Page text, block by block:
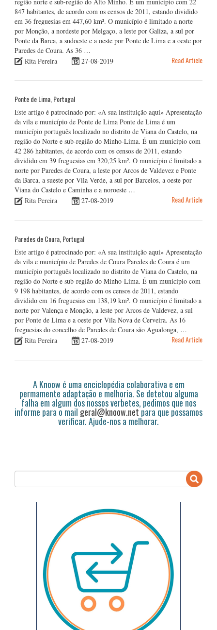
847 habitantes, de acordo com os censos de 2011, estando dividido
em 36 freguesias em 447,60 km². O município é limitado a norte
por Monção, a nordeste por Melgaço, a leste por Galiza, a sul por
Ponte da Barca, a sudoeste e a oeste por Ponte de Lima e a oeste por
Paredes de Coura. As 36 …
Rita Pereira
27-08-2019 Read Article
Ponte de Lima, Portugal
Este artigo é patrocinado por: «A sua instituição aqui» Apresentação
da vila e município de Ponte de Lima Ponte de Lima é um
município português localizado no distrito de Viana do Castelo, na
região do Norte e sub-região do Minho-Lima. É um município com
42 286 habitantes, de acordo com os censos de 2011, estando
dividido em 39 freguesias em 320,25 km². O município é limitado a
norte por Paredes de Coura, a leste por Arcos de Valdevez e Ponte
da Barca, a sueste por Vila Verde, a sul por Barcelos, a oeste por
Viana do Castelo e Caminha e a noroeste …
Rita Pereira
27-08-2019 Read Article
Paredes de Coura, Portugal
Este artigo é patrocinado por: «A sua instituição aqui» Apresentação
da vila e município de Paredes de Coura Paredes de Coura é um
município português localizado no distrito de Viana do Castelo, na
região do Norte e sub-região do Minho-Lima. É um município com
9 198 habitantes, de acordo com os censos de 2011, estando
dividido em 16 freguesias em 138,19 km². O município é limitado a
norte por Valença e Monção, a leste por Arcos de Valdevez, a sul
por Ponte de Lima e a oeste por Vila Nova de Cerveira. As 16
freguesias do concelho de Paredes de Coura são Agualonga, …
Rita Pereira
27-08-2019 Read Article
A Knoow é uma enciclopédia colaborativa e em
permamente adaptação e melhoria. Se detetou alguma
falha em algum dos nossos verbetes, pedimos que nos
informe para o mail geral@knoow.netpara que possamos
verificar. Ajude-nos a melhorar.